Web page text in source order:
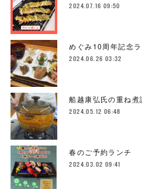
2024.07.16 09:50
めぐみ10周年記念
2024.06.26 03:32
船越康弘氏の重ね煮
2024.05.12 06:48
春のご予約ランチ
2024.03.02 09:41